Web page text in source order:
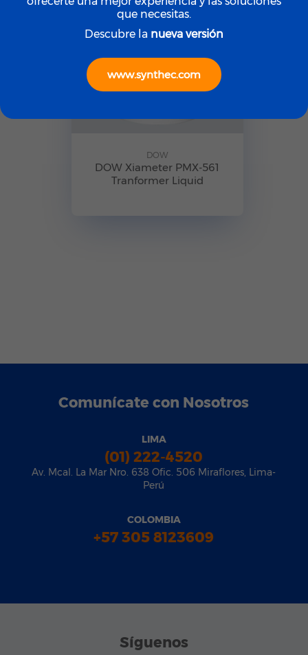
DOW
DOW Xiameter PMX-561
Tranformer Liquid
Comunícate con Nosotros
LIMA
(01) 222-4520
Av. Mcal. La Mar Nro. 638 Ofic. 506 Miraflores, Lima-
Perú
COLOMBIA
+57 305 8123609
Síguenos
que necesitas.
Descubre la nueva versión
www.synthec.com